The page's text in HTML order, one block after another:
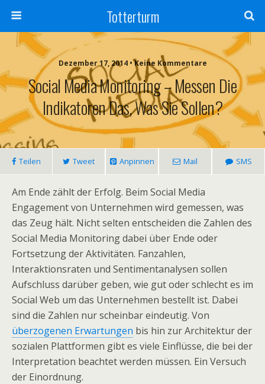
Totterturm
Dezember 17, 2014 • Keine Kommentare
Social Media Monitoring – Messen Die
Indikatoren Das, Was Sie Sollen?
Teilen Tweet Anpinnen Mail SMS
Am Ende zählt der Erfolg. Beim Social Media
Engagement von Unternehmen wird gemessen, was
das Zeug hält. Nicht selten entscheiden die Zahlen des
Social Media Monitoring dabei über Ende oder
Fortsetzung der Aktivitäten. Fanzahlen,
Interaktionsraten und Sentimentanalysen sollen
Aufschluss darüber geben, wie gut oder schlecht es im
Social Web um das Unternehmen bestellt ist. Dabei
sind die Zahlen nur scheinbar eindeutig. Von
überzogenen Erwartungen bis hin zur Architektur der
sozialen Plattformen gibt es viele Einflüsse, die bei der
Interpretation beachtet werden müssen. Ein Versuch
der Einordnung.